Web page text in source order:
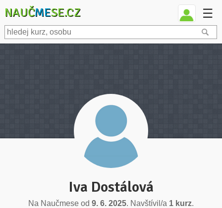
NAUČMESE.CZ ☰
Iva Dostálová
Na Naučmese od 9. 6. 2025. Navštívil/a 1 kurz.